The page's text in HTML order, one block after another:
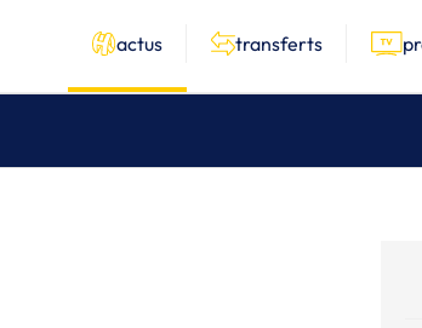
actus transferts